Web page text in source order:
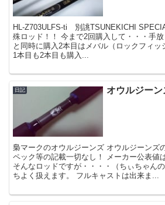
HL-Z703ULFS-ti 別誂TSUNEKICHI
殊ロッド！！ 今まで2回購入して・・・手
と同時に購入2本目はメバル（ロックフィッ
1本目も2本目も購入...
日記 オウルジー
梟マークのオウルジーンズ オウルジーン
ペック等の記載一切なし！ メーカー公表値
そんなロッドですが・・・・（ちぃちゃん
ちよく扱えます。 フルキャストは出来ま...